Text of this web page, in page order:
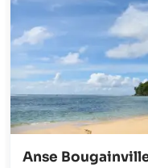
Anse